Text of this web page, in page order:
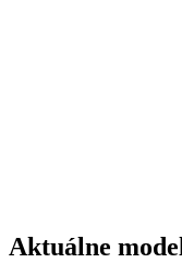
Aktuálne